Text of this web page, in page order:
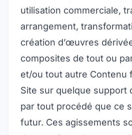
utilisation commerciale,
arrangement,
création d’œuvres
composites de tout ou
et/ou tout autre Contenu
Site sur quelque support
par tout procédé que ce
futur. Ces agissements